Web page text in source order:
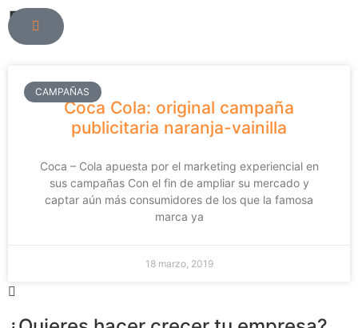
Blog
CAMPAÑAS
Coca Cola: original campaña
publicitaria naranja-vainilla
Coca – Cola apuesta por el marketing experiencial en
sus campañas Con el fin de ampliar su mercado y
captar aún más consumidores de los que la famosa
marca ya
18 marzo, 2019